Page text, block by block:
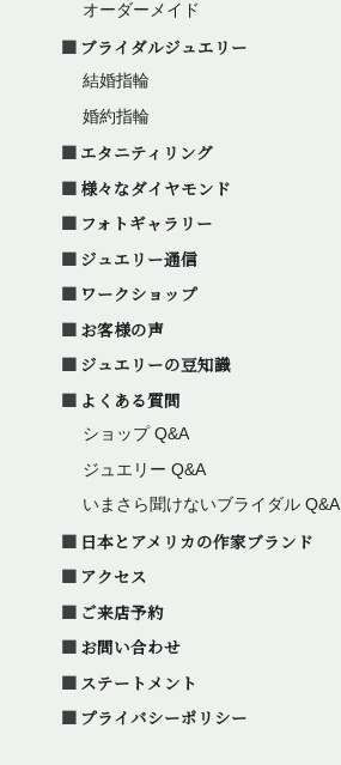
オーダーメイド
ブライダルジュエリー
結婚指輪
婚約指輪
エタニティリング
様々なダイヤモンド
フォトギャラリー
ジュエリー通信
ワークショップ
お客様の声
ジュエリーの豆知識
よくある質問
ショップ Q&A
ジュエリー Q&A
いまさら聞けないブライダル Q&A
日本とアメリカの作家ブランド
アクセス
ご来店予約
お問い合わせ
ステートメント
プライバシーポリシー